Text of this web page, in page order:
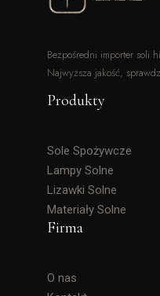
Bezpośredni importer soli
Najwyższa jakość,
Produkty
Sole Spożywcze
Lampy Solne
Lizawki Solne
Materiały Solne
Firma
O nas